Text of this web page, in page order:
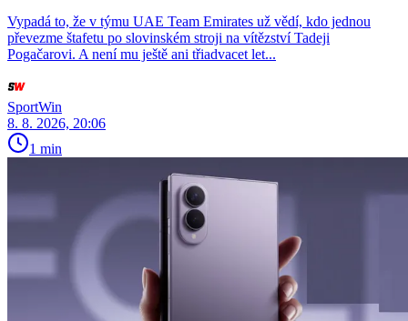
Vypadá to, že v týmu UAE Team Emirates už vědí, kdo jednou
převezme štafetu po slovinském stroji na vítězství Tadeji
Pogačarovi. A není mu ještě ani třiadvacet let...
SportWin
8. 8. 2026, 20:06
1 min